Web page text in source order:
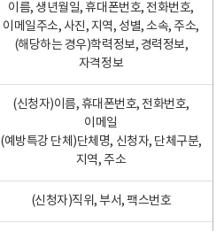
이름, 생년월일, 휴대폰번호, 전화번호,
이메일주소, 사진, 지역, 성별, 소속, 주소,
(해당하는 경우)학력정보, 경력정보,
자격정보
(신청자)이름, 휴대폰번호, 전화번호,
이메일
(예방특강 단체)단체명, 신청자, 단체구분,
지역, 주소
(신청자)직위, 부서, 팩스번호